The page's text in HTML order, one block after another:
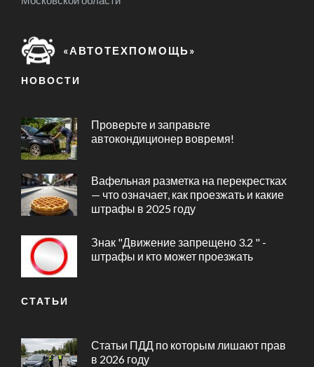
«АВТОТЕХПОМОЩЬ»
НОВОСТИ
Проверьте и заправьте
автокондиционер вовремя!
Вафельная разметка на перекрестках
— что означает, как проезжать и какие
штрафы в 2025 году
Знак "Движение запрещено 3.2 " -
штрафы и кто может проезжать
СТАТЬИ
Статьи ПДД по которым лишают прав
в 2026 году